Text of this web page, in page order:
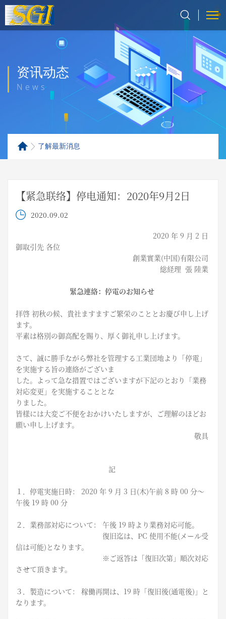
资讯动态
News
了解最新消息
【紧急联络】停电通知：2020年9月2日
2020.09.02
2020 年 9 月 2 日
御取引先 各位
創業實業(中国)有限公司
総経理 張 陸業
緊急連絡：停電のお知らせ
拝啓 初秋の候、貴社ますますご繁栄のこととお慶び申し上げ
ます。
平素は格別の御高配を賜り、厚く御礼申し上げます。
さて、誠に勝手ながら弊社を管理する工業団地より「停電」
を実施する旨の連絡がございま
した。よって急な措置ではございますが下記のとおり「業務
対応変更」を実施することとな
りました。
皆様には大変ご不便をおかけいたしますが、ご理解のほどお
願い申し上げます。
敬具
記
１．停電実施日時： 2020 年 9 月 3 日(木)午前 8 時 00 分～
午後 19 時 00 分
２．業務部対応について： 午後 19 時より業務対応可能。
復旧迄は、PC 使用不能(メール受
信は可能)となります。
※ご返答は「復旧次第」順次対応
させて頂きます。
３．製造について： 稼働再開は、19 時「復旧後(通電後)」と
なります。